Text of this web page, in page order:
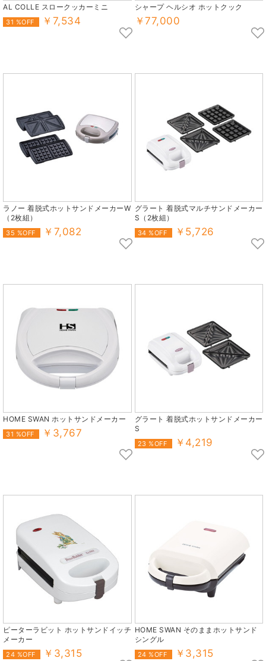
AL COLLE スロークッカーミニ
31 %OFF ￥7,534
シャープ ヘルシオ ホットクック
￥77,000
ラノー 着脱式ホットサンドメーカーW
（2枚組）
35 %OFF ￥7,082
グラート 着脱式マルチサンドメーカー
S（2枚組）
34 %OFF ￥5,726
HOME SWAN ホットサンドメーカー
31 %OFF ￥3,767
グラート 着脱式ホットサンドメーカー
S
23 %OFF ￥4,219
ピーターラビット ホットサンドイッチ
メーカー
24 %OFF ￥3,315
HOME SWAN そのままホットサンド
シングル
24 %OFF ￥3,315